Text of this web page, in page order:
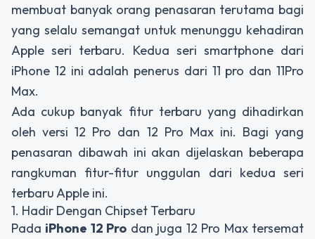
membuat banyak orang penasaran terutama bagi
yang selalu semangat untuk menunggu kehadiran
Apple seri terbaru. Kedua seri smartphone dari
iPhone 12 ini adalah penerus dari 11 pro dan 11Pro
Max.
Ada cukup banyak fitur terbaru yang dihadirkan
oleh versi 12 Pro dan 12 Pro Max ini. Bagi yang
penasaran dibawah ini akan dijelaskan beberapa
rangkuman fitur-fitur unggulan dari kedua seri
terbaru Apple ini.
1. Hadir Dengan Chipset Terbaru
Pada iPhone 12 Pro dan juga 12 Pro Max tersemat